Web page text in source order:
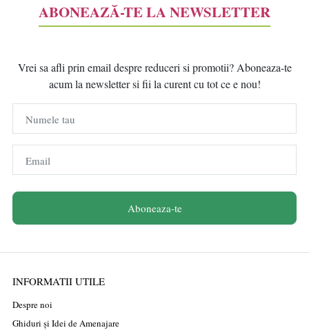
ABONEAZĂ-TE LA NEWSLETTER
Vrei sa afli prin email despre reduceri si promotii? Aboneaza-te
acum la newsletter si fii la curent cu tot ce e nou!
Numele tau
Email
Aboneaza-te
INFORMATII UTILE
Despre noi
Ghiduri și Idei de Amenajare